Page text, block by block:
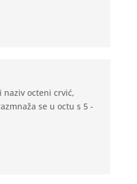
naziv octeni crvić,
se u octu s 5 -